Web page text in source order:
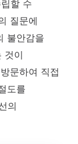
할 수
질문에
불안감을
것이
문하여 직접
도를
의